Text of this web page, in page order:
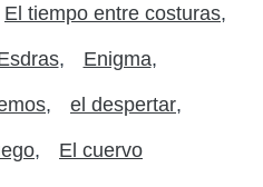
El tiempo entre costuras
Enigma
el despertar
El cuervo